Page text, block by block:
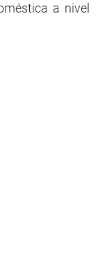
a nivel